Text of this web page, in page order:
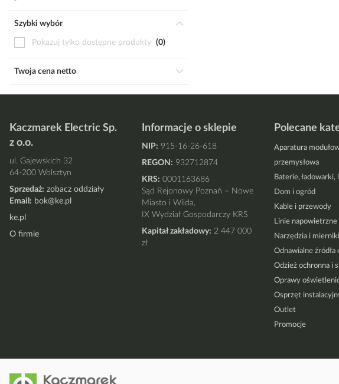
Szybki wybór
Pokazuj tylko dostępne produkty 0
Twoja cena netto
Kaczmarek Electric Sp.
z o.o.
ul. Gajewskich 32
64-200 Wolsztyn
Sprzedaż: zobacz oddziały
Email: bok@ke.pl
ke.pl
O firmie
Informacje o sklepie
NIP: 915-16-26-618
REGON: 932712874
KRS: 0001163686
Sąd Rejonowy Poznań – Nowe
Miasto i Wilda,
IX Wydział Gospodarczy KRS
Kapitał zakładowy: 2 447 000
zł
Polecane
Aparatura
przemysłowa
Baterie, ładowarki,
Dom i ogród
Kable i przewody
Linie napowietrzne
Narzędzia i mierniki
Odnawialne źródła
Odzież ochronna i
Oprawy
Osprzęt
Outlet
Promocje